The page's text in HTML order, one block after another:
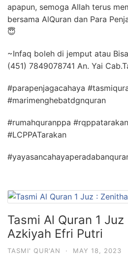
apapun, semoga Allah terus
bersama AlQuran dan Para
😇
~Infaq boleh di jemput atau
(451) 7849078741 An. Yai
#parapenjagacahaya
#marimenghebatdgnquran
#rumahquranppa
#LCPPATarakan
Tasmi Al Quran 1
Azkiyah Efri Putri
TASMI' QUR'AN · MAY 18, 2023